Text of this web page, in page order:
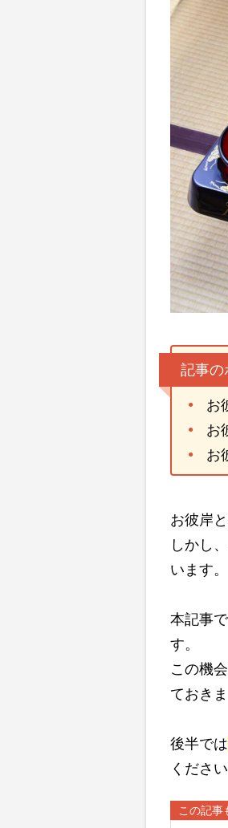
記事の
お
お
お
お彼岸
しかし
います。
本記事で
す。
この機
ておき
後半では
ください
この記事